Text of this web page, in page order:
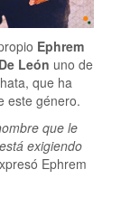
Ephrem
León uno de
que ha
este género.
que le
exigiendo
Ephrem